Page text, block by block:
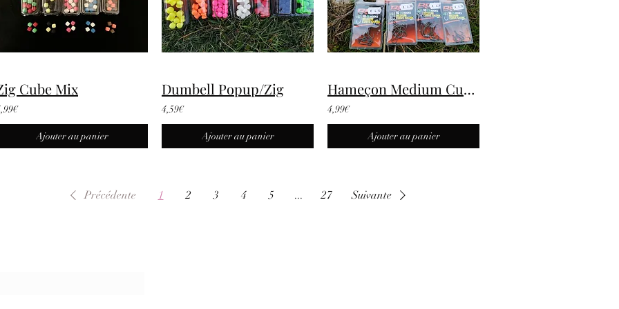
Cube Mix
Ajouter au panier
Dumbell Popup/Zig
4,59€
Ajouter au panier
Hameçon Medium Curve Shank
4,99€
Ajouter au panier
Précédente 1 2 3 4 5 ... 27 Suivante